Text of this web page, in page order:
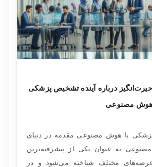
درباره آینده تشخیص پزشکی
هوش مصنوعی
با هوش مصنوعی مقدمه در دنیای
به عنوان یکی از پیشرفته‌ترین
عرصه‌های مختلف شناخته می‌شود و در